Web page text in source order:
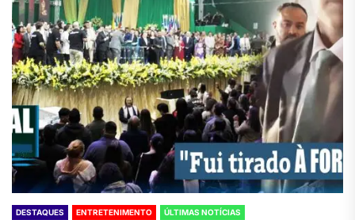
DESTAQUES ENTRETENIMENTO ÚLTIMAS NOTÍCIAS